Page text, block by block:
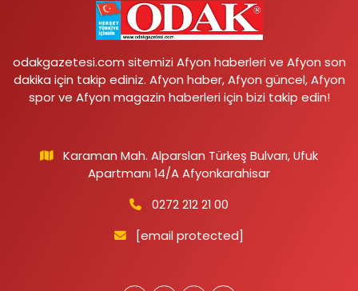
odakgazetesi.com sitemizi Afyon haberleri ve Afyon son
dakika için takip ediniz. Afyon haber, Afyon güncel, Afyon
spor ve Afyon magazin haberleri için bizi takip edin!
Karaman Mah. Alparslan Türkeş Bulvarı, Ufuk
Apartmanı 14/A Afyonkarahisar
0272 212 21 00
[email protected]